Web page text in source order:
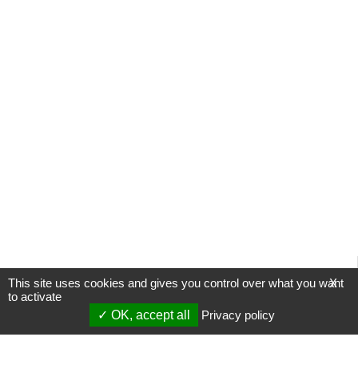
X
This site uses cookies and gives you control over what you want
to activate
OK, accept all
Privacy policy